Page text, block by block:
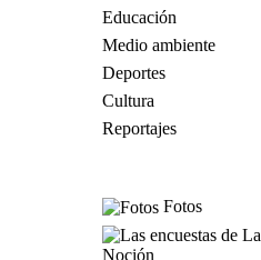
Educación
Medio ambiente
Deportes
Cultura
Reportajes
Fotos